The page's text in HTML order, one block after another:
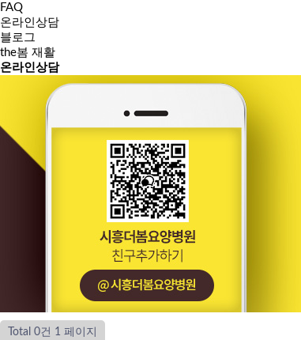
FAQ
온라인상담
블로그
the봄 재활
온라인상담
Total 0건 1 페이지